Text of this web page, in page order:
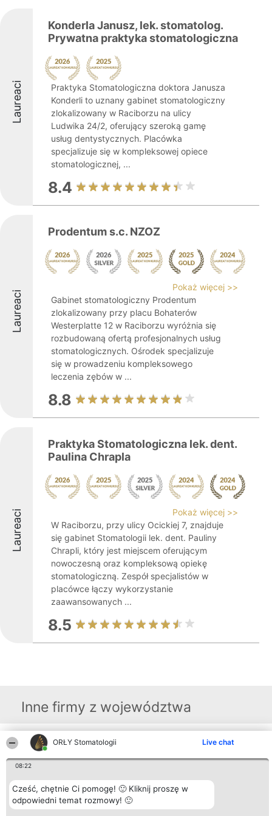
ORŁY Stomatologii Live chat
08:22
Cześć, chętnie Ci pomogę! 🙂 Kliknij proszę w
odpowiedni temat rozmowy! 🙂
Laureaci
Konderla Janusz, lek. stomatolog.
Prywatna praktyka stomatologiczna
Praktyka Stomatologiczna doktora Janusza
Konderli to uznany gabinet stomatologiczny
zlokalizowany w Raciborzu na ulicy
Ludwika 24/2, oferujący szeroką gamę
usług dentystycznych. Placówka
specjalizuje się w kompleksowej opiece
stomatologicznej, ...
8.4
Laureaci
Prodentum s.c. NZOZ
Pokaż więcej >>
Gabinet stomatologiczny Prodentum
zlokalizowany przy placu Bohaterów
Westerplatte 12 w Raciborzu wyróżnia się
rozbudowaną ofertą profesjonalnych usług
stomatologicznych. Ośrodek specjalizuje
się w prowadzeniu kompleksowego
leczenia zębów w ...
8.8
Laureaci
Praktyka Stomatologiczna lek. dent.
Paulina Chrapla
Pokaż więcej >>
W Raciborzu, przy ulicy Ocickiej 7, znajduje
się gabinet Stomatologii lek. dent. Pauliny
Chrapli, który jest miejscem oferującym
nowoczesną oraz kompleksową opiekę
stomatologiczną. Zespół specjalistów w
placówce łączy wykorzystanie
zaawansowanych ...
8.5
Inne firmy z województwa
Organizator plebiscytu
o. sp. k.
Wrocław 50-079
KRS 0000749100 | Regon
381313360 | NIP 8943132676
+48 508 492 400
Plebiscyt
Laureatów
Zasady
Regulamin
Polityka
Kontakt